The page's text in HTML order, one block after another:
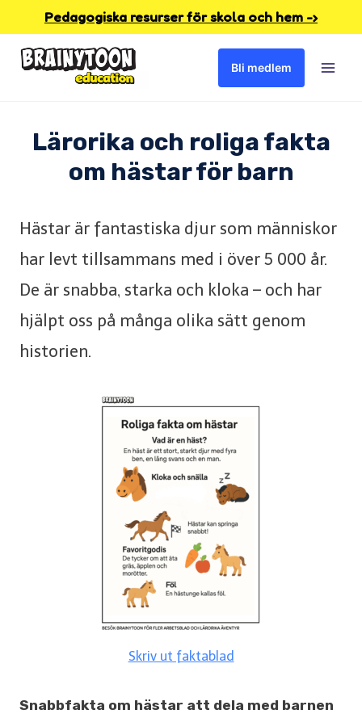
content
Pedagogiska resurser för skola och hem -›
Bli medlem
Lärorika och roliga fakta
om hästar för barn
Hästar är fantastiska djur som människor
har levt tillsammans med i över 5 000 år.
De är snabba, starka och kloka – och har
hjälpt oss på många olika sätt genom
historien.
Skriv ut faktablad
Snabbfakta om hästar att dela med barnen